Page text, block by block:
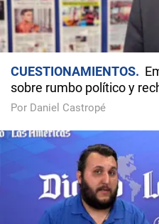
CUESTIONAMIENTOS
sobre rumbo político y
Por Daniel Castropé